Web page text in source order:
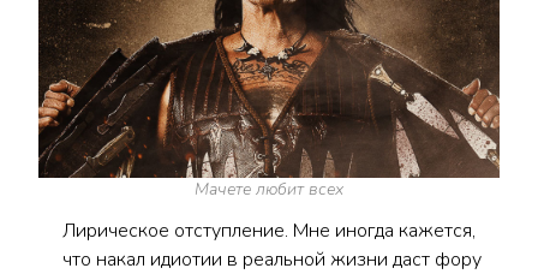
Мачете любит всех
Лирическое отступление. Мне иногда кажется,
что накал идиотии в реальной жизни даст фору